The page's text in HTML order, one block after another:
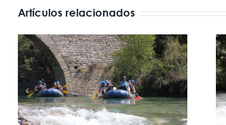
Artículos relacionados
Preguntas frecuentes
sobre rafting en los
Pirineos